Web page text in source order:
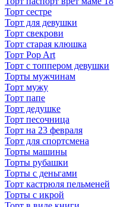
Торт сестре
Торт для девушки
Торт свекрови
Торт старая клюшка
Торт Pop Art
Торт с топпером девушки
Торты мужчинам
Торт мужу
Торт папе
Торт дедушке
Торт песочница
Торт на 23 февраля
Торт для спортсмена
Торты машины
Торты рубашки
Торты с деньгами
Торт кастрюля пельменей
Торты с икрой